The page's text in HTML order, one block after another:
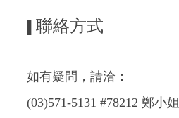
聯絡方式
如有疑問，請洽：
(03)571-5131 #78212 鄭小姐